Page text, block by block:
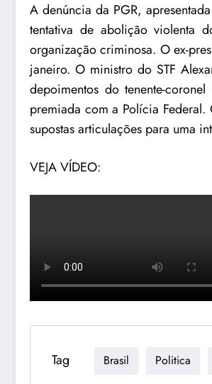
A denúncia da PGR,
tentativa de abolição violenta
organização criminosa. O ex-
janeiro. O ministro do STF
depoimentos do tenente-
premiada com a Polícia Federal.
supostas articulações para uma
VEJA VÍDEO:
Tag Brasil Politica